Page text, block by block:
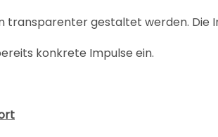
transparenter gestaltet werden. Die
konkrete Impulse ein.